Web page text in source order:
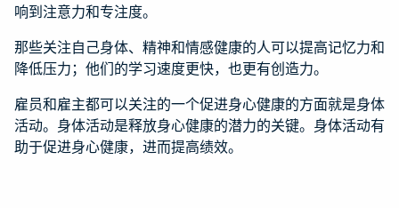
响到注意力和专注度。
那些关注自己身体、精神和情感健康的人可以提高记忆力和
降低压力；他们的学习速度更快，也更有创造力。
雇员和雇主都可以关注的一个促进身心健康的方面就是身体
活动。身体活动是释放身心健康的潜力的关键。身体活动有
助于促进身心健康，进而提高绩效。